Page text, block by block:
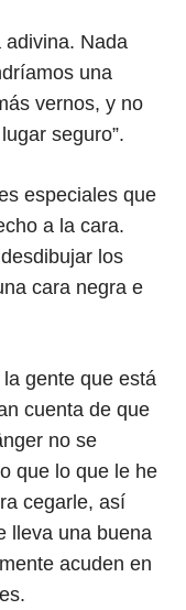
adivina. Nada
una
vernos, y no
seguro”.
especiales que
a la cara.
los
cara negra e
gente que está
cuenta de que
no se
que lo que le he
cegarle, así
lleva una buena
acuden en